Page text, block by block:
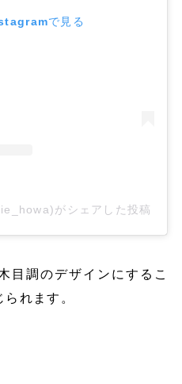
で見る
がシェアした投稿
目調のデザインにするこ
れます。